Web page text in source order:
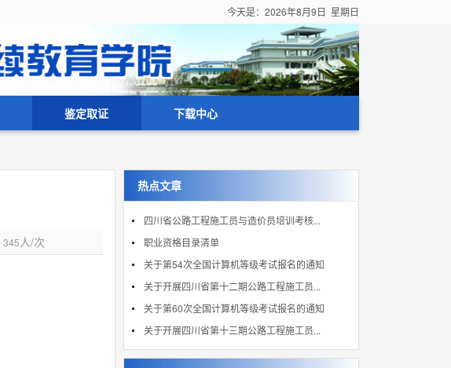
今天是： 2026年8月9日 星期日
鉴定取证 下载中心
345 人/次
热点文章
四川省公路工程施工员与造价员培训考核...
职业资格目录清单
关于第54次全国计算机等级考试报名的通知
关于开展四川省第十二期公路工程施工员...
关于第60次全国计算机等级考试报名的通知
关于开展四川省第十三期公路工程施工员...